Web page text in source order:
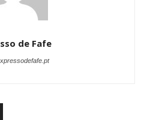
de Fafe